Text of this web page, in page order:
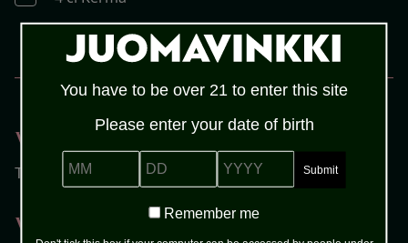
Vaihe 1
Täytä lasi jääkuutioilla.
Vaihe 2
You have to be over 21 to enter this site
Please enter your date of birth
MM DD YYYY
Remember
Remember me